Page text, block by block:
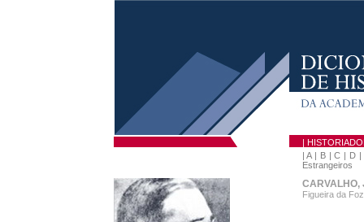
|
|A| B|C | D |
Estrangeiros
CARVALHO,
Figueira da